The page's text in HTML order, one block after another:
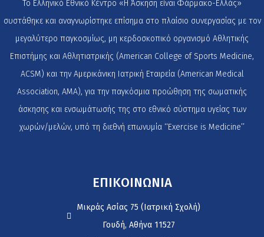
Το Ελληνικό Εθνικό Κέντρο «Η Άσκηση είναι Φάρμακο-Ελλάς»
συστάθηκε και αναγνωρίστηκε επίσημα στο πλαίσιο συνεργασίας με τον
μεγαλύτερο παγκοσμίως, μη κερδοσκοπικό οργανισμό Αθλητικής
Επιστήμης και Αθλητιατρικής (American College of Sports Medicine,
ACSM) και την Αμερικάνικη Ιατρική Εταιρεία (American Medical
Association, AMA), για την παγκόσμια προώθηση της σωματικής
άσκησης και ενσωμάτωσής της στο εθνικό σύστημα υγείας των
χωρών/μελών, υπό τη διεθνή επωνυμία ‘‘Exercise is Medicine’’
ΕΠΙΚΟΙΝΩΝΙΑ
Μικράς Ασίας 75 (Ιατρική Σχολή)
Γουδή, Αθήνα 11527